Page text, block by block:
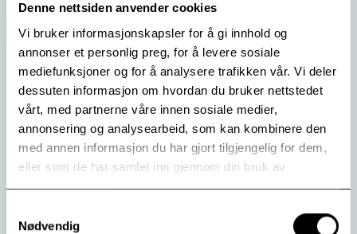
Denne nettsiden anvender cookies
Vi bruker informasjonskapsler for å gi innhold og
annonser et personlig preg, for å levere sosiale
mediefunksjoner og for å analysere trafikken vår. Vi deler
dessuten informasjon om hvordan du bruker nettstedet
vårt, med partnerne våre innen sosiale medier,
annonsering og analysearbeid, som kan kombinere den
med annen informasjon du har gjort tilgjengelig for dem,
eller som de har samlet inn gjennom din bruk av
tjenestene deres.
Nødvendig